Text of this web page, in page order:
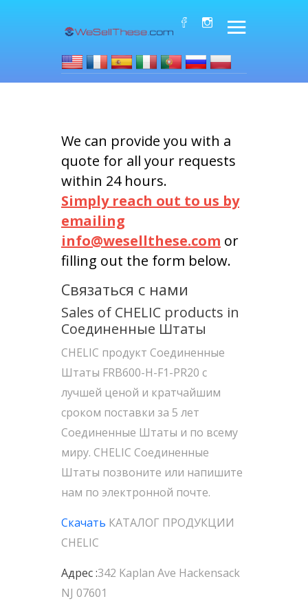
We can provide you with a
quote for all your requests
within 24 hours.
Simply reach out to us by
emailing
info@wesellthese.com or
filling out the form below.
Связаться с нами
Sales of CHELIC products in
Соединенные Штаты
CHELIC продукт Соединенные
Штаты FRB600-H-F1-PR20 с
лучшей ценой и кратчайшим
сроком поставки за 5 лет
Соединенные Штаты и по всему
миру. CHELIC Соединенные
Штаты позвоните или напишите
нам по электронной почте.
Скачать КАТАЛОГ ПРОДУКЦИИ
CHELIC
Адрес :342 Kaplan Ave Hackensack
NJ 07601